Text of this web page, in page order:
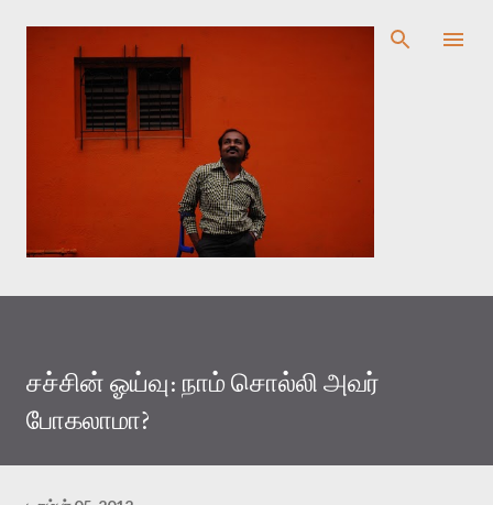
முதன்மை உள்ளடக்கத்திற்குச் செல்
சச்சின் ஓய்வு: நாம் சொல்லி அவர்
போகலாமா?